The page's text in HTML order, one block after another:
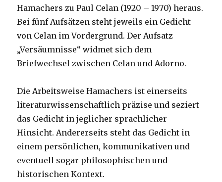
Hamachers zu Paul Celan (1920 – 1970) heraus.
Bei fünf Aufsätzen steht jeweils ein Gedicht
von Celan im Vordergrund. Der Aufsatz
„Versäumnisse“ widmet sich dem
Briefwechsel zwischen Celan und Adorno.
Die Arbeitsweise Hamachers ist einerseits
literaturwissenschaftlich präzise und seziert
das Gedicht in jeglicher sprachlicher
Hinsicht. Andererseits steht das Gedicht in
einem persönlichen, kommunikativen und
eventuell sogar philosophischen und
historischen Kontext.